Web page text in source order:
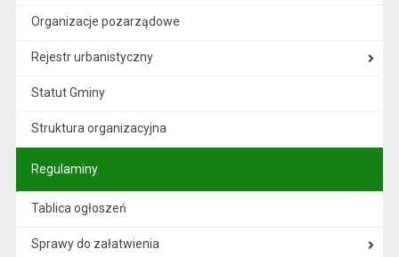
Organizacje pozarządowe
Rejestr urbanistyczny
Statut Gminy
Struktura organizacyjna
Regulaminy
Tablica ogłoszeń
Sprawy do załatwienia